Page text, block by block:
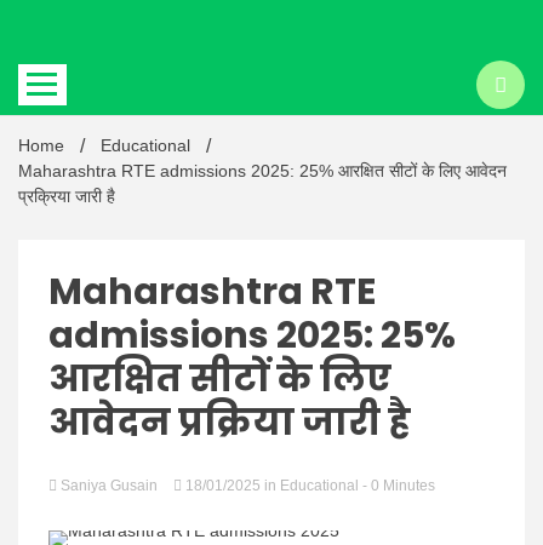
Latest
Hindi
News
Home
Educational
Maharashtra RTE admissions 2025: 25% आरक्षित सीटों के लिए आवेदन
प्रक्रिया जारी है
Maharashtra RTE
admissions 2025: 25%
आरक्षित सीटों के लिए
आवेदन प्रक्रिया जारी है
Saniya Gusain 18/01/2025 in Educational - 0 Minutes